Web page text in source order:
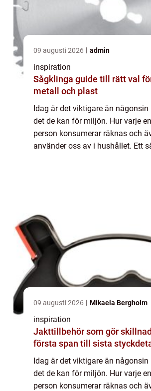
09 augusti 2026 admin
inspiration
Sågklinga guide till rätt val för trä,
metall och plast
Idag är det viktigare än
det de kan för miljön. Hur varje
person konsumerar räknas och
använder oss av i hushållet. Ett
09 augusti 2026 Mikaela Bergholm
inspiration
Jakttillbehör som gör skillnad från
första span till sista
Idag är det viktigare än
det de kan för miljön. Hur varje
person konsumerar räknas och